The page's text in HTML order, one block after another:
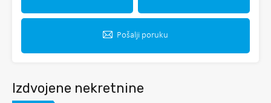
Pošalji poruku
Izdvojene nekretnine